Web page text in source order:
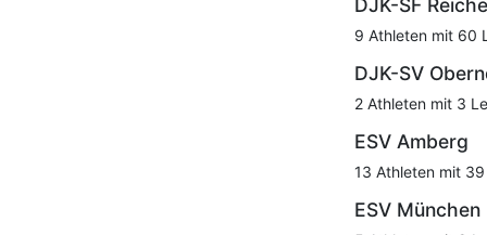
9 Athleten mit 60
DJK-SV
2 Athleten mit 3
ESV Amberg
13 Athleten mit
ESV München